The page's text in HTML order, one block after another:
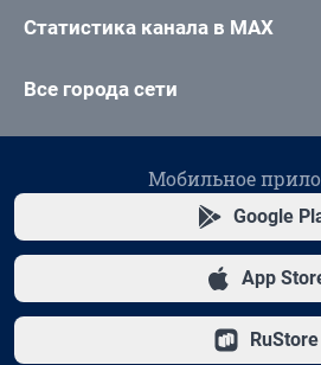
Статистика канала в MAX
Все города сети
Мобильное
Google
App
RuStore